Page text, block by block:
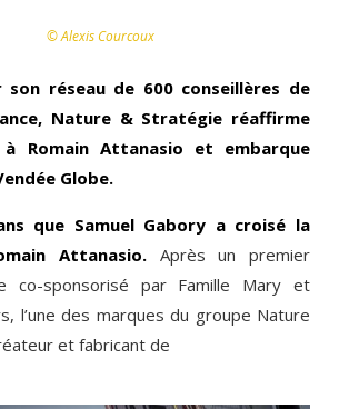
© Alexis Courcoux
son réseau de 600 conseillères de
Nature & Stratégie réaffirme
Romain Attanasio et embarque
Globe.
que Samuel Gabory a croisé la
Attanasio. Après un premier
co-sponsorisé par Famille Mary et
l’une des marques du groupe Nature
et fabricant de